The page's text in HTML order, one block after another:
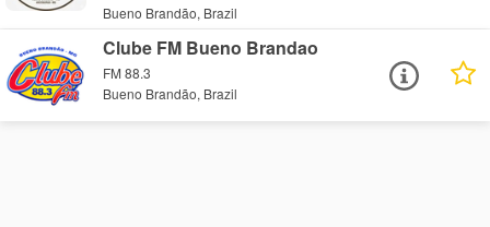
Bueno Brandão, Brazil
Clube FM Bueno Brandao
FM 88.3
Bueno Brandão, Brazil